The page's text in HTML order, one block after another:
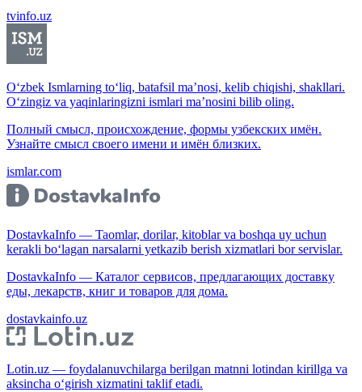
tvinfo.uz
O‘zbek Ismlarning to‘liq, batafsil ma’nosi, kelib chiqishi, shakllari.
O‘zingiz va yaqinlaringizni ismlari ma’nosini bilib oling.
Полный смысл, происхождение, формы узбекских имён.
Узнайте смысл своего имени и имён близких.
ismlar.com
DostavkaInfo — Taomlar, dorilar, kitoblar va boshqa uy uchun
kerakli bo‘lagan narsalarni yetkazib berish xizmatlari bor servislar.
DostavkaInfo — Каталог сервисов, предлагающих доставку
еды, лекарств, книг и товаров для дома.
dostavkainfo.uz
Lotin.uz — foydalanuvchilarga berilgan matnni lotindan kirillga va
aksincha o‘girish xizmatini taklif etadi.